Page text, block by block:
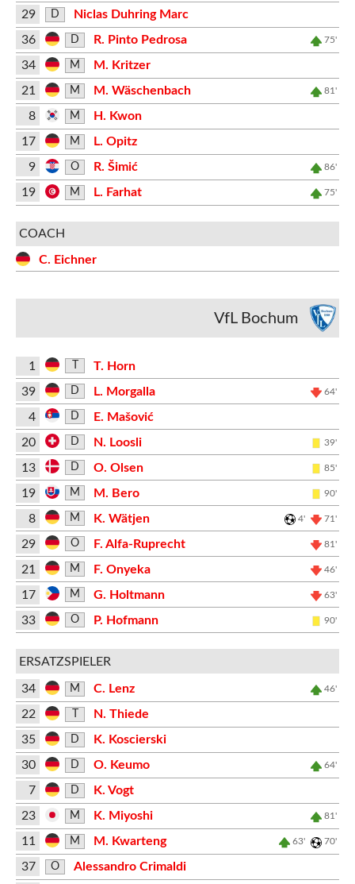
29
D
Niclas Duhring Marc
36
D R. Pinto Pedrosa 75'
34 M
M. Kritzer
21
M M. Wäschenbach 81'
8 M
H. Kwon
17
M
L. Opitz
9
O R. Šimić 86'
19 M L. Farhat 75'
COACH
C. Eichner
VfL Bochum
1
T. Horn
39
D L. Morgalla 64'
4 D
E. Mašović
20
D N. Loosli 39'
13 D O. Olsen 85'
19 M M. Bero 90'
8 M K. Wätjen 4' 71'
29 O F. Alfa-Ruprecht 81'
21 M F. Onyeka 46'
17 M G. Holtmann 63'
33 O P. Hofmann 90'
ERSATZSPIELER
34 M C. Lenz 46'
22
N. Thiede
35
D
K. Koscierski
30
D O. Keumo 64'
7 D
K. Vogt
23
M K. Miyoshi 81'
11 M M. Kwarteng 63' 70'
37 O Alessandro Crimaldi